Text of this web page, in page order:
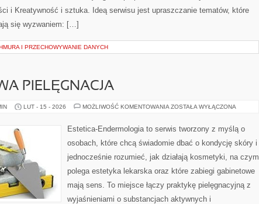
i Kreatywność i sztuka. Ideą serwisu jest upraszczanie tematów, które
się wyzwaniem: […]
I PRZECHOWYWANIE DANYCH
PIELĘGNACJA
LUT - 15 - 2026 MOŻLIWOŚĆ KOMENTOWANIA SEZONOWA
ZOSTAŁA WYŁĄCZONA
Estetica-Endermologia to serwis tworzony z myślą o
osobach, które chcą świadomie dbać o kondycję skóry i
jednocześnie rozumieć, jak działają kosmetyki, na czym
polega estetyka lekarska oraz które zabiegi gabinetowe
mają sens. To miejsce łączy praktykę pielęgnacyjną z
wyjaśnieniami o substancjach aktywnych i